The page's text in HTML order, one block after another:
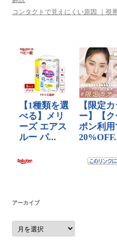
コンタクトで見えにくい原因 ｜視
アーカイブ
ア
ー
カ